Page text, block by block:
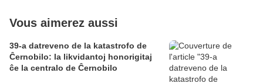
Vous aimerez aussi
39-a datreveno de la katastrofo de
Ĉernobilo: la likvidantoj honorigitaj
ĉe la centralo de Ĉernobilo